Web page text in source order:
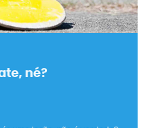
né?